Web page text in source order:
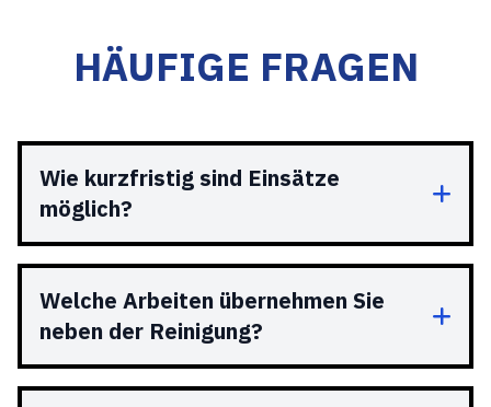
HÄUFIGE FRAGEN
Wie kurzfristig sind Einsätze
möglich?
Welche Arbeiten übernehmen Sie
neben der Reinigung?